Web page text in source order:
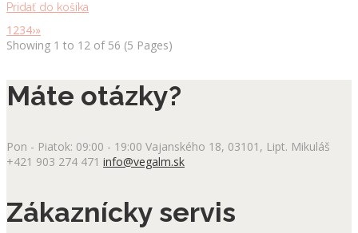
Pridať do košíka
1 234›»
Showing 1 to 12 of 56 (5 Pages)
Máte otázky?
Pon - Piatok: 09:00 - 19:00 Vajanského 18, 03101, Lipt. Mikuláš
+421 903 274 471 info@vegalm.sk
Zákaznícky servis